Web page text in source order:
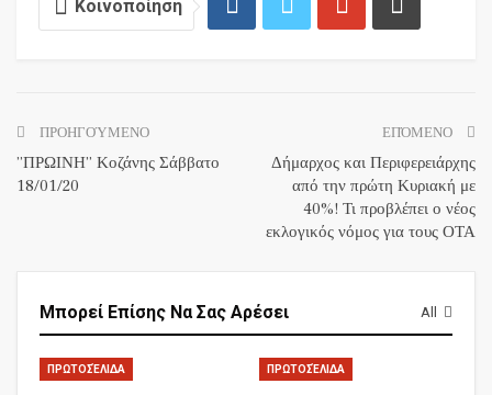
Κοινοποίηση
ΠΡΟΗΓΟΎΜΕΝΟ
”ΠΡΩΙΝΗ” Κοζάνης Σάββατο
18/01/20
ΕΠΌΜΕΝΟ
Δήμαρχος και Περιφερειάρχης
από την πρώτη Κυριακή με
40%! Τι προβλέπει ο νέος
εκλογικός νόμος για τους ΟΤΑ
All
Μπορεί Επίσης Να Σας Αρέσει
ΠΡΩΤΟΣΈΛΙΔΑ ΠΡΩΤΟΣΈΛΙΔΑ